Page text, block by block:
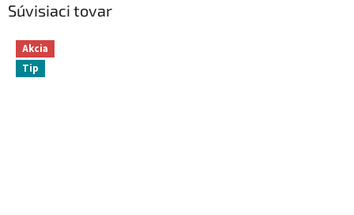
Súvisiaci tovar
Akcia
Tip